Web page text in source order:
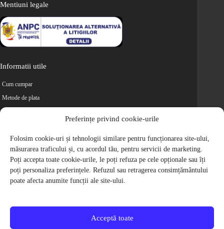
Preferințe privind cookie-urile
Folosim cookie-uri și tehnologii similare pentru funcționarea site-ului,
măsurarea traficului și, cu acordul tău, pentru servicii de marketing.
Poți accepta toate cookie-urile, le poți refuza pe cele opționale sau îți
poți personaliza preferințele. Refuzul sau retragerea consimțământului
poate afecta anumite funcții ale site-ului.
Acceptă toate
Mentiuni legale
Informatii utile
Cum cumpar
Metode de plata
Retur
Cariere
Politica de Confidentialitate
Politica de cookie-uri